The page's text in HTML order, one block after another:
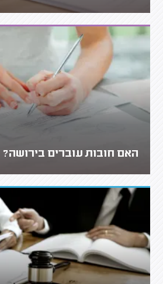
האם חובות עוברים בירושה?